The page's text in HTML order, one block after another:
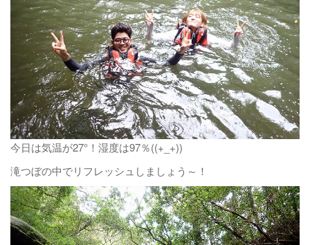
今日は気温が27°！湿度は97％((+_+))
滝つぼの中でリフレッシュしましょう～！